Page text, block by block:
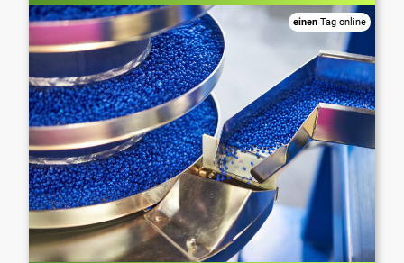
einen Tag online